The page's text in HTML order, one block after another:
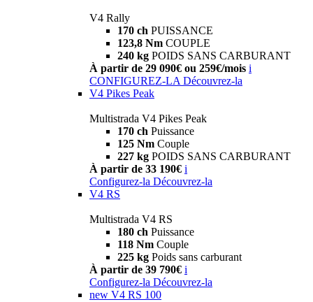
V4 Rally
170 ch PUISSANCE
123,8 Nm COUPLE
240 kg POIDS SANS CARBURANT
À partir de 29 090€ ou 259€/mois i
CONFIGUREZ-LA Découvrez-la
V4 Pikes Peak
Multistrada V4 Pikes Peak
170 ch Puissance
125 Nm Couple
227 kg POIDS SANS CARBURANT
À partir de 33 190€ i
Configurez-la Découvrez-la
V4 RS
Multistrada V4 RS
180 ch Puissance
118 Nm Couple
225 kg Poids sans carburant
À partir de 39 790€ i
Configurez-la Découvrez-la
new V4 RS 100